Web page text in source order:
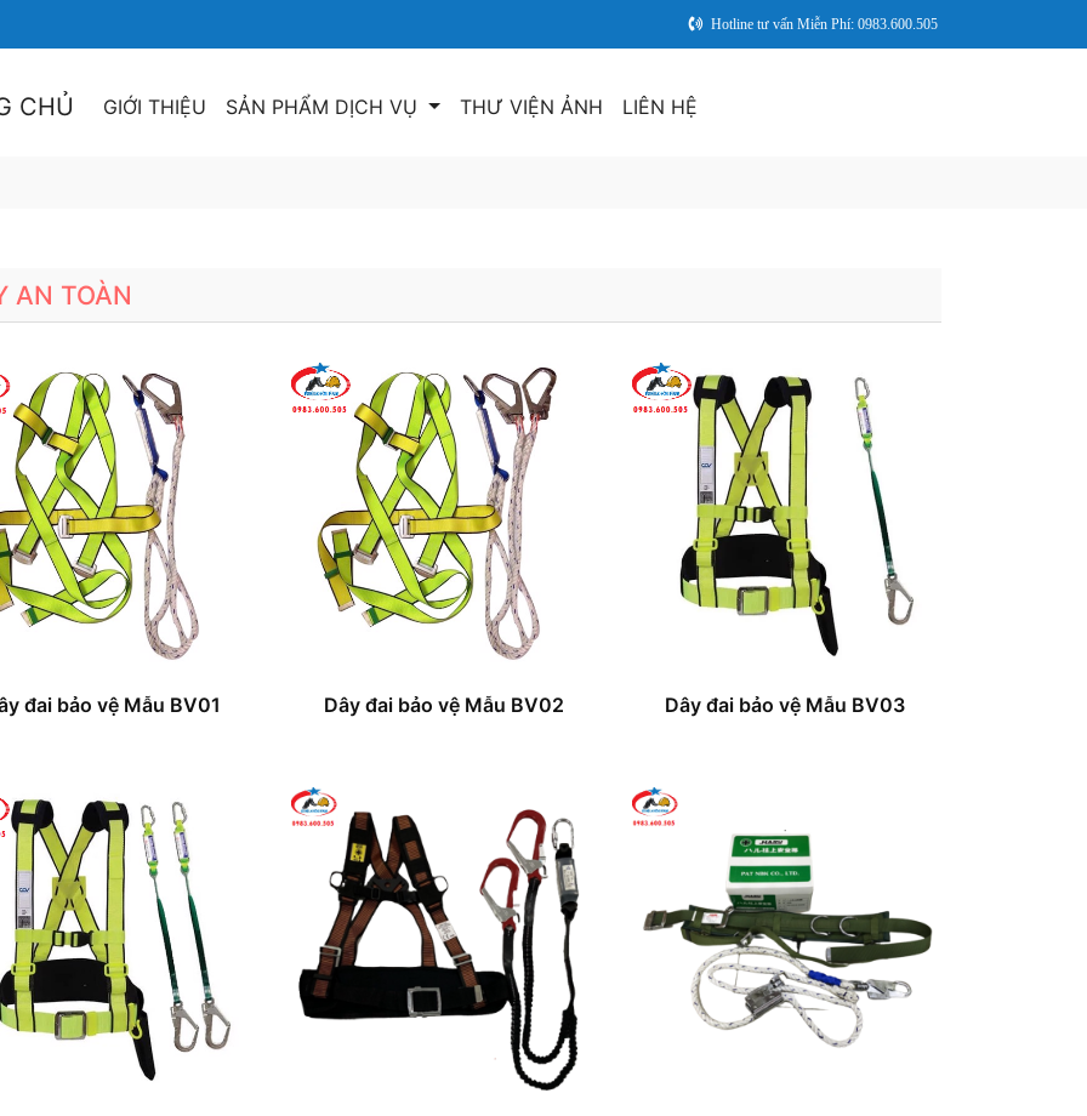
Hotline tư vấn Miễn Phí: 0983.600.505
CHỦ GIỚI THIỆU SẢN PHẨM DỊCH VỤ THƯ VIỆN ẢNH LIÊN HỆ
AN TOÀN
đai bảo vệ Mẫu BV01 Dây đai bảo vệ Mẫu BV02 Dây đai bảo vệ Mẫu BV03